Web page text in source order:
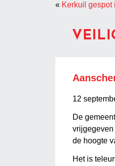
« Kerkuil gespot
12
De
de hoogte
Het is